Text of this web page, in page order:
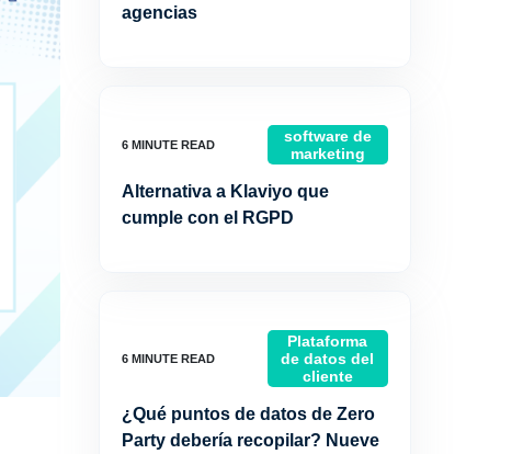
agencias
software de
marketing
Alternativa a Klaviyo que
cumple con el RGPD
Plataforma
de datos del
cliente
¿Qué puntos de datos de Zero
Party debería recopilar? Nueve